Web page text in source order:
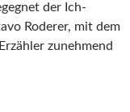
der Ich-
Roderer, mit dem
zunehmend